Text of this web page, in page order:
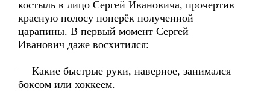
костыль в лицо Сергей Ивановича, прочертив
красную полосу поперёк полученной
царапины. В первый момент Сергей
Иванович даже восхитился:
— Какие быстрые руки, наверное, занимался
боксом или хоккеем.